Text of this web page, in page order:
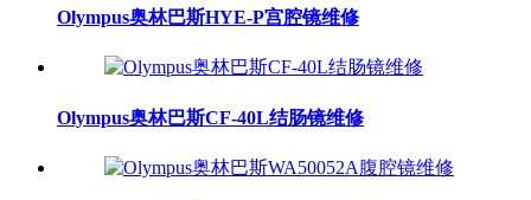
Olympus奥林巴斯HYE-P宫腔镜维修
Olympus奥林巴斯CF-40L结肠镜维修